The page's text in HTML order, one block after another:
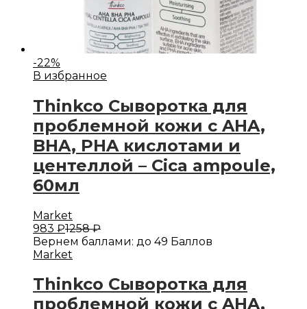
-22%
В избранное
Thinkco Сыворотка для
проблемной кожи с AHA,
BHA, PHA кислотами и
центеллой – Cica ampoule,
60мл
Market
983 ₽1258₽
Вернем баллами: до 49 Баллов
Market
Thinkco Сыворотка для
проблемной кожи с AHA,